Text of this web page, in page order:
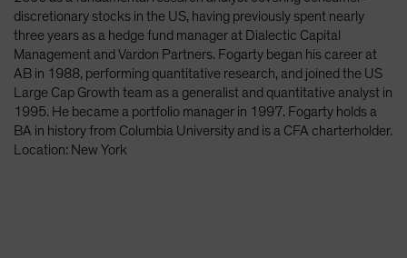
Netherlands
New Zealand
Norway
Other Asia-Pacific
Poland
discretionary stocks in the US, having previously spent nearly
three years as a hedge fund manager at Dialectic Capital
Management and Vardon Partners. Fogarty began his career at
AB in 1988, performing quantitative research, and joined the US
Large Cap Growth team as a generalist and quantitative analyst in
1995. He became a portfolio manager in 1997. Fogarty holds a
BA in history from Columbia University and is a CFA charterholder.
Location: New York